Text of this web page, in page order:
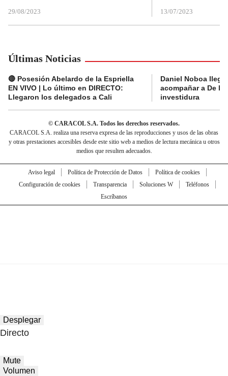
29/08/2023 13/07/2023
Últimas Noticias
🔴 Posesión Abelardo de la Espriella
EN VIVO | Lo último en DIRECTO:
Llegaron los delegados a Cali
Daniel Noboa llega
acompañar a De la
investidura
© CARACOL S.A. Todos los derechos reservados.
CARACOL S.A. realiza una reserva expresa de las reproducciones y usos de las obras
y otras prestaciones accesibles desde este sitio web a medios de lectura mecánica u otros
medios que resulten adecuados.
Aviso legal Política de Protección de Datos
Política de cookies
Configuración de cookies
Transparencia Soluciones W
Teléfonos
Escríbanos
Desplegar
Directo
Mute
Volumen